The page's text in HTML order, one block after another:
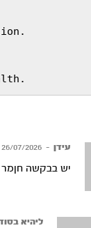
עידן –
26/07/2026
יש בבקשה חןמר
ליהיא